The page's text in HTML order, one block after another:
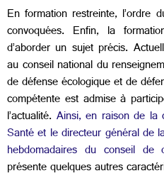
En formation restreinte, l’ordre
convoquées. Enfin, la
d’aborder un sujet précis.
au conseil national du
de défense écologique et de
compétente est admise à
l’actualité. Ainsi, en raison de la
Santé et le directeur général de
hebdomadaires du conseil de
présente quelques autres